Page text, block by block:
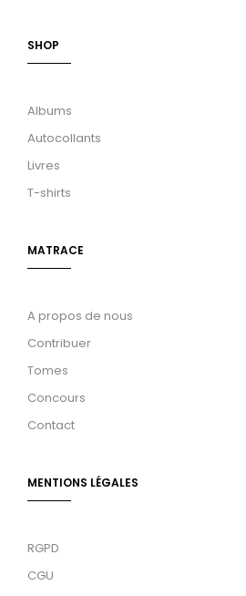
SHOP
Albums
Autocollants
Livres
T-shirts
MATRACE
A propos de nous
Contribuer
Tomes
Concours
Contact
MENTIONS LÉGALES
RGPD
CGU